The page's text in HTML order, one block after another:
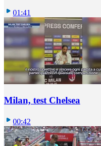
01:41
Milan, test Chelsea
00:42